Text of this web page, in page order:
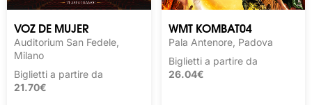
VOZ DE MUJER
Auditorium San Fedele,
Milano
Biglietti a partire da
21.70€
WMT KOMBAT04
Pala Antenore, Padova
Biglietti a partire da
26.04€